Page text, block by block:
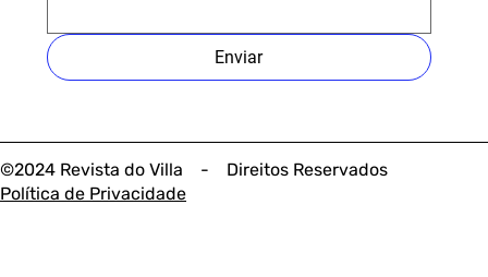
©2024 Revista do Villa - Direitos Reservados
Política de Privacidade
Enviar